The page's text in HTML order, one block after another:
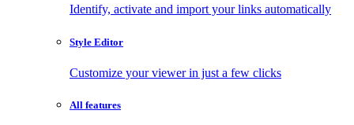
Identify, activate and import your links automatically
Style Editor
Customize your viewer in just a few clicks
All features